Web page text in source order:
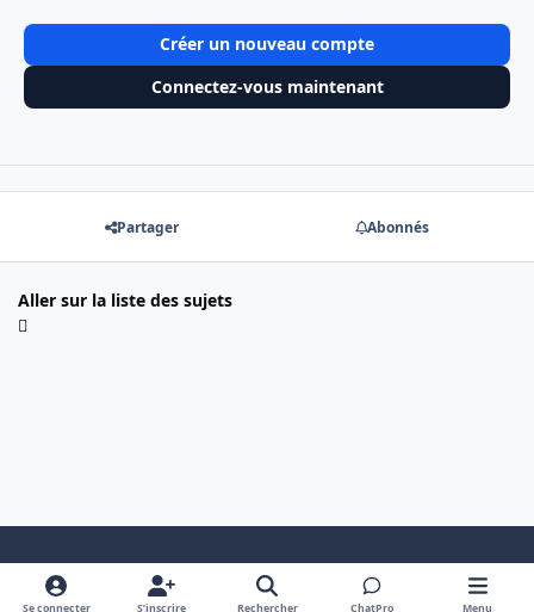
Créer un nouveau compte
Connectez-vous maintenant
Partager Abonnés
Aller sur la liste des sujets
Mode clairDark ModeSystem Preference
Se connecter S’inscrire Rechercher ChatPro Menu